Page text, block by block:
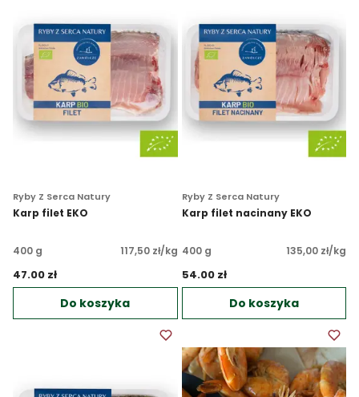
Ryby Z Serca Natury
Karp filet EKO
400 g 117,50 zł/kg
47.00 zł
Do koszyka
Ryby Z Serca Natury
Karp filet nacinany EKO
400 g 135,00 zł/kg
54.00 zł
Do koszyka